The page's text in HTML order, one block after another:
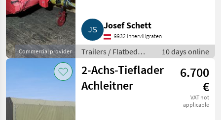
Commercial provider
Josef Schett
9932 Innervillgraten
Trailers / Flatbed
trailers
10 days online
2-Achs-Tieflader
Achleitner
6.700
€
VAT not
applicable